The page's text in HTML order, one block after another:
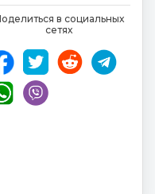
в социальных
сетях